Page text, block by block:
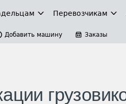
Перевозчикам
Добавить машину Заказы